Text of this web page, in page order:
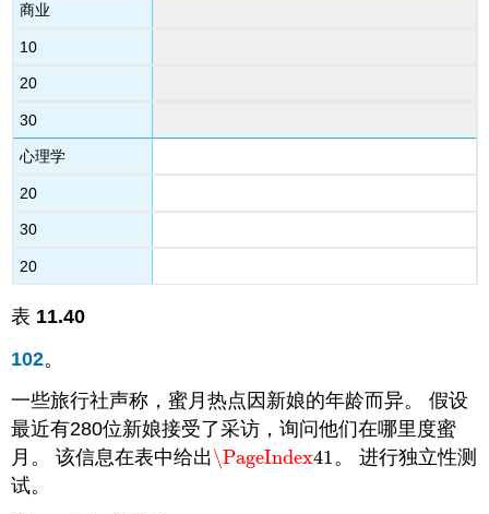
商业
10
20
30
心理学
20
30
20
表 11.40
102。
一些旅行社声称，蜜月热点因新娘的年龄而异。 假设
最近有280位新娘接受了采访，询问他们在哪里度蜜
月。 该信息在表中给出\PageIndex41
\PageIndex41。 进行独立性测
试。